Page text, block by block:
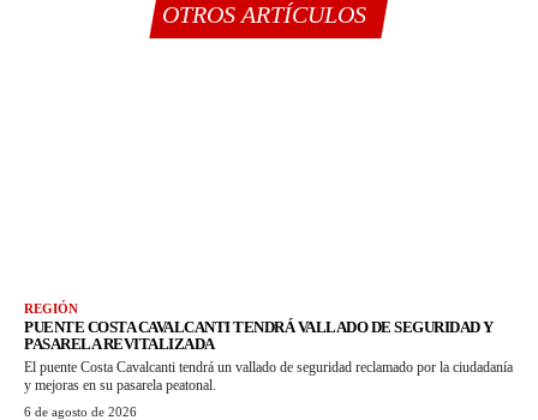
OTROS ARTÍCULOS
REGIÓN
PUENTE COSTA CAVALCANTI TENDRÁ VALLADO DE SEGURIDAD Y
PASARELA REVITALIZADA
El puente Costa Cavalcanti tendrá un vallado de seguridad reclamado por la ciudadanía
y mejoras en su pasarela peatonal.
6 de agosto de 2026